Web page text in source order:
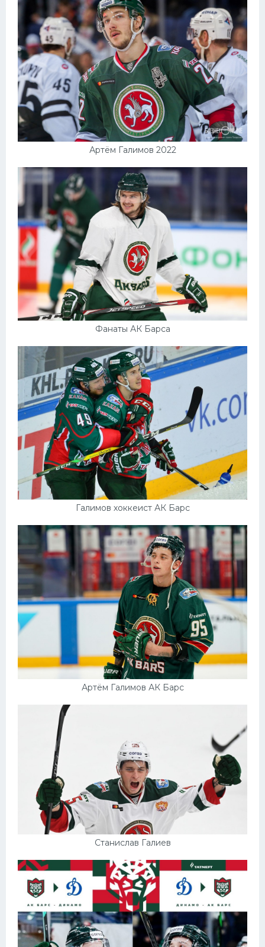
Артём Галимов 2022
Фанаты АК Барса
Галимов хоккеист АК Барс
Артём Галимов АК Барс
Станислав Галиев